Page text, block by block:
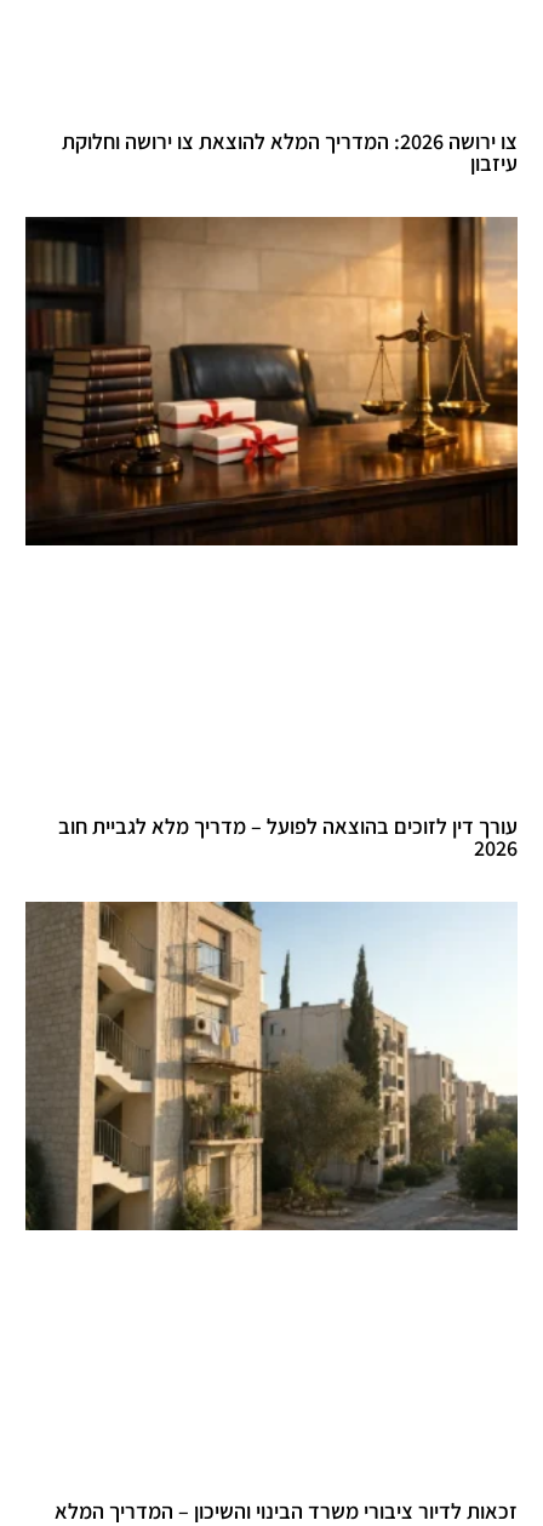
צו ירושה 2026: המדריך המלא להוצאת צו ירושה וחלוקת
עיזבון
עורך דין לזוכים בהוצאה לפועל – מדריך מלא לגביית חוב
2026
זכאות לדיור ציבורי משרד הבינוי והשיכון – המדריך המלא